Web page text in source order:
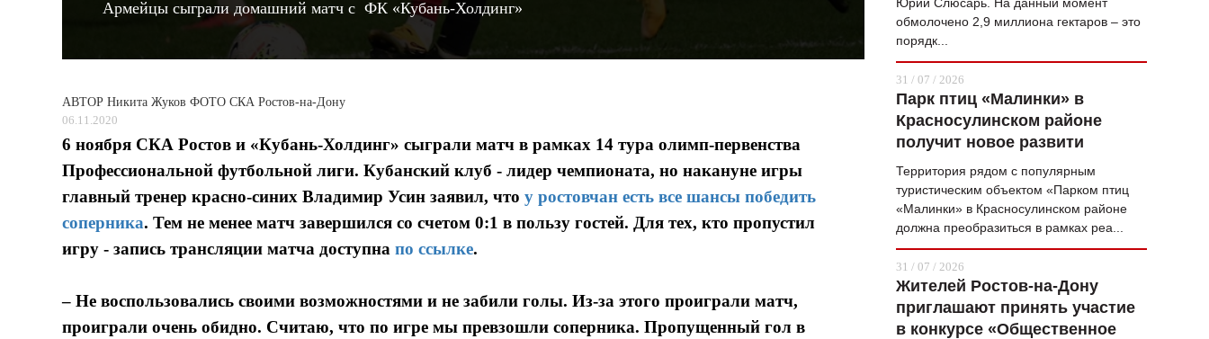
Армейцы сыграли домашний матч с ФК «Кубань-Холдинг»
АВТОР Никита Жуков ФОТО СКА Ростов-на-Дону
06.11.2020
6 ноября СКА Ростов и «Кубань-Холдинг» сыграли матч в рамках 14 тура олимп-первенства
Профессиональной футбольной лиги. Кубанский клуб - лидер чемпионата, но накануне игры
главный тренер красно-синих Владимир Усин заявил, что у ростовчан есть все шансы победить
соперника. Тем не менее матч завершился со счетом 0:1 в пользу гостей. Для тех, кто пропустил
игру - запись трансляции матча доступна по ссылке.
– Не воспользовались своими возможностями и не забили голы. Из-за этого проиграли матч,
проиграли очень обидно. Считаю, что по игре мы превзошли соперника. Пропущенный гол в
обмолочено 2,9 миллиона гектаров – это
порядк...
31 / 07 / 2026
Парк птиц «Малинки» в
Красносулинском районе
получит новое развити
Территория рядом с популярным
туристическим объектом «Парком птиц
«Малинки» в Красносулинском районе
должна преобразиться в рамках реа...
31 / 07 / 2026
Жителей Ростов-на-Дону
приглашают принять участие
в конкурсе «Общественное